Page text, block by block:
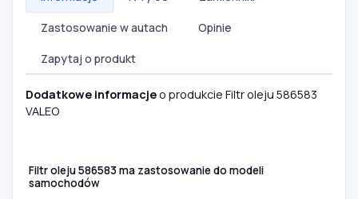
Zastosowanie w autach Opinie
Zapytaj o produkt
Dodatkowe informacjeo produkcie Filtr oleju 586583
VALEO
Filtr oleju 586583 ma zastosowanie do modeli
samochodów